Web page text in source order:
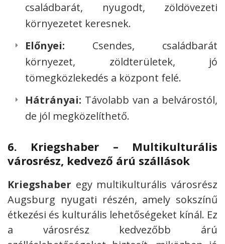
családbarát, nyugodt, zöldövezeti
környezetet keresnek.
Előnyei: Csendes, családbarát
környezet, zöldterületek, jó
tömegközlekedés a központ felé.
Hátrányai: Távolabb van a belvárostól,
de jól megközelíthető.
6. Kriegshaber – Multikulturális
városrész, kedvező árú szállások
Kriegshaber egy multikulturális városrész
Augsburg nyugati részén, amely sokszínű
étkezési és kulturális lehetőségeket kínál. Ez
a városrész kedvezőbb árú